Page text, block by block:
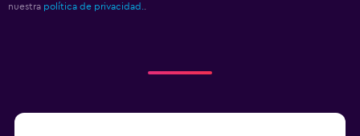
nuestra política de privacidad.